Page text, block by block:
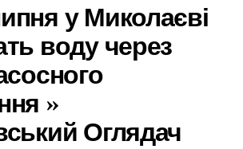
у Миколаєві
воду через
»
Оглядач